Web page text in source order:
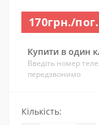
170грн./
Купити в один
Введіть номер
передзвонимо
Кількість: